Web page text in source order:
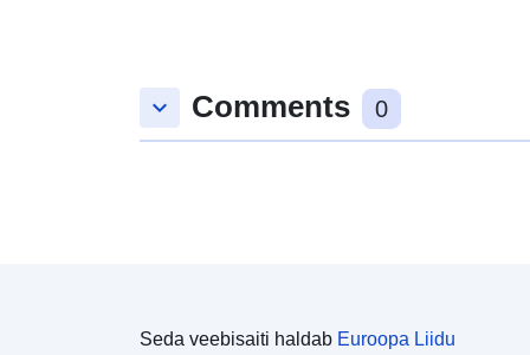
keyboard_arrow_down Comments 0
Seda veebisaiti haldab Euroopa Liidu